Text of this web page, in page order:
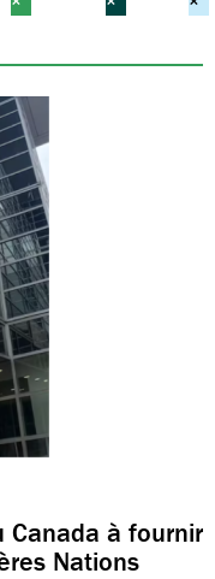
Canada à fournir
Nations